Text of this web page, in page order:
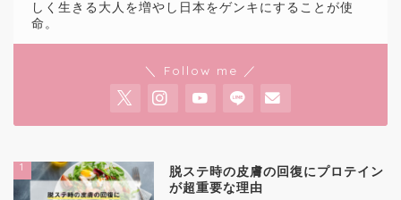
しく生きる大人を増やし日本をゲンキにすることが使
命。
＼ Follow me ／
1
脱ステ時の皮膚の回復にプロテイン
が超重要な理由